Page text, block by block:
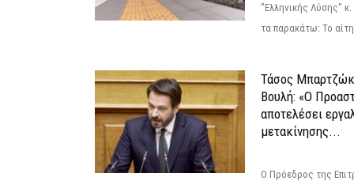
"Ελληνικής Λύσης"
τα παρακάτω: Το
Τάσος
Βουλή: «Ο
αποτελέσει
μετακίνησης...
Ο Πρόεδρος της